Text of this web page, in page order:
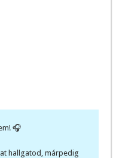
🎧
hallgatod, márpedig